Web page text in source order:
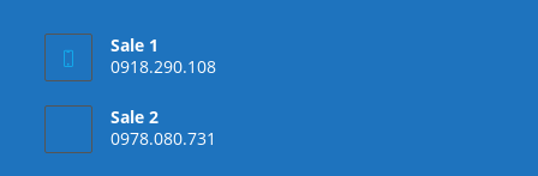
Sale 1
0918.290.108
Sale 2
0978.080.731